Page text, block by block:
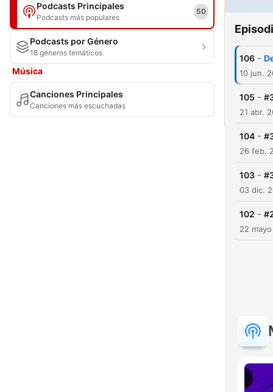
Podcasts Principales
Podcasts más populares
50
Podcasts por Género
18 géneros temáticos
Música
Canciones Principales
Canciones más escuchadas
106 -
10 jun.
105 -
21 abr.
104 -
26 feb.
103 -
03 dic.
102 -
22